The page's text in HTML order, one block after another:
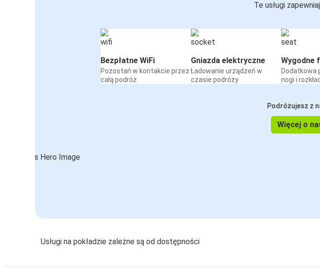
Te usługi
Bezpłatne WiFi
Pozostań w kontakcie przez
całą podróż
Gniazda elektryczne
Ładowanie urządzeń w
czasie podróży
Wygodne
Dodatkowa
nogi i
Podróżujesz z
Więcej o
Usługi na pokładzie zależne są od dostępności